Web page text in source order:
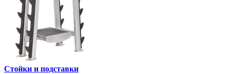
Стойки и подставки